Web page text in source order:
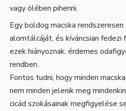
vagy ölében pihenni.
Egy boldog macska rendszeresen
alomtálcáját, és kíváncsian
ezek hiányoznak, érdemes
rendben.
Fontos tudni, hogy minden
nem minden jelenik meg
cicád szokásainak megfigyelése